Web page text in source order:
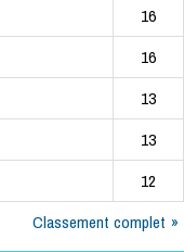
16
16
13
13
12
Classement complet